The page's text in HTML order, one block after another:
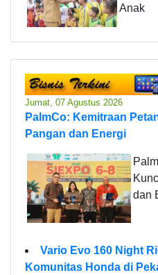
Anak
Jumat, 07 Agustus 2026
PalmCo: Kemitraan
Pangan dan Energi
dan
Vario Evo 160 Night
Komunitas Honda di